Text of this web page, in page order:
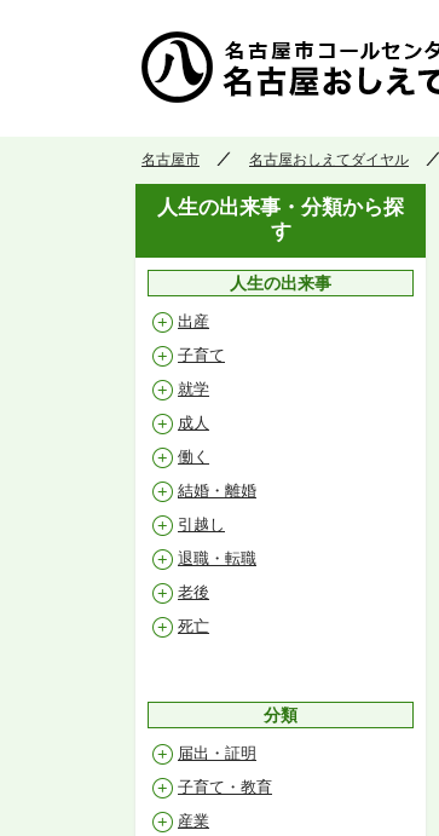
名古屋市 名古屋おしえてダイヤル
人生の出来事・分類から探
す
人生の出来事
出産
子育て
就学
成人
働く
結婚・離婚
引越し
退職・転職
老後
死亡
分類
届出・証明
子育て・教育
産業